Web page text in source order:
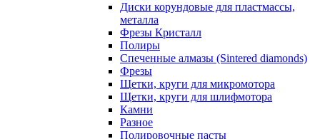
Диски корундовые для пластмассы,
металла
Фрезы Кристалл
Полиры
Спеченные алмазы (Sintered diamonds)
Фрезы
Щетки, круги для микромотора
Щетки, круги для шлифмотора
Камни
Разное
Полировочные пасты